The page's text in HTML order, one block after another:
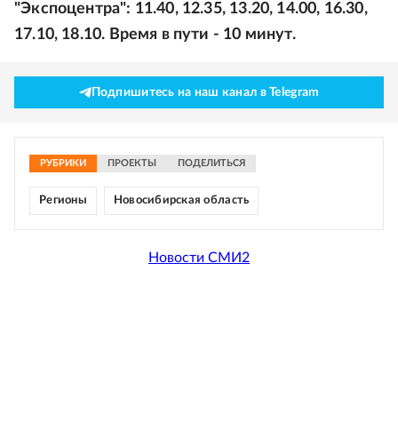
"Экспоцентра": 11.40, 12.35, 13.20, 14.00, 16.30,
17.10, 18.10. Время в пути - 10 минут.
Подпишитесь на наш канал в Telegram
РУБРИКИ ПРОЕКТЫ ПОДЕЛИТЬСЯ
Регионы Новосибирская область
Новости СМИ2